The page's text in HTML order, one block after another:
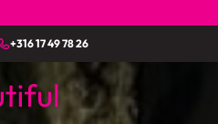
+316 17 49 78 26